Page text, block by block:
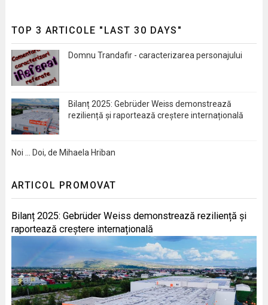
TOP 3 ARTICOLE "LAST 30 DAYS"
Domnu Trandafir - caracterizarea personajului
Bilanț 2025: Gebrüder Weiss demonstrează
reziliență și raportează creștere internațională
Noi … Doi, de Mihaela Hriban
ARTICOL PROMOVAT
Bilanț 2025: Gebrüder Weiss demonstrează reziliență și
raportează creștere internațională